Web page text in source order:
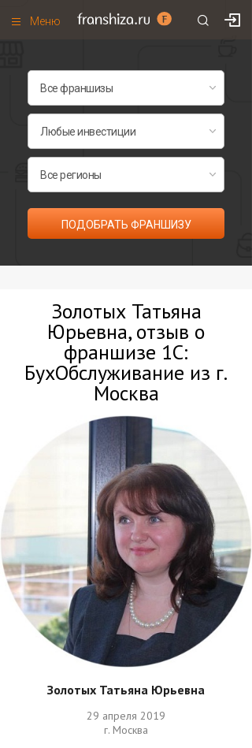
Меню
Франшизы по категориям
ПОДОБРАТЬ ФРАНШИЗУ
Золотых Татьяна
Юрьевна, отзыв о
франшизе 1С:
БухОбслуживание из г.
Москва
Золотых Татьяна Юрьевна
29 апреля 2019
г. Москва